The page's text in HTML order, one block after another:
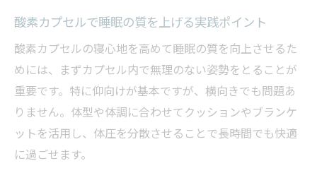
酸素カプセルで睡眠の質を上げる実践ポイント
酸素カプセルの寝心地を高めて睡眠の質を向上させるた
めには、まずカプセル内で無理のない姿勢をとることが
重要です。特に仰向けが基本ですが、横向きでも問題あ
りません。体型や体調に合わせてクッションやブランケ
ットを活用し、体圧を分散させることで長時間でも快適
に過ごせます。